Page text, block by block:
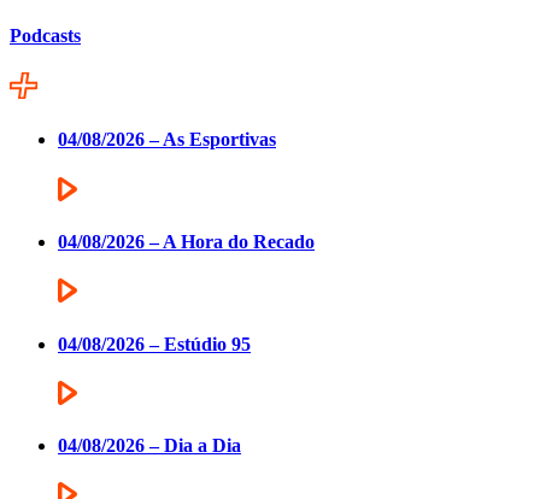
Podcasts
04/08/2026 – As Esportivas
04/08/2026 – A Hora do Recado
04/08/2026 – Estúdio 95
04/08/2026 – Dia a Dia